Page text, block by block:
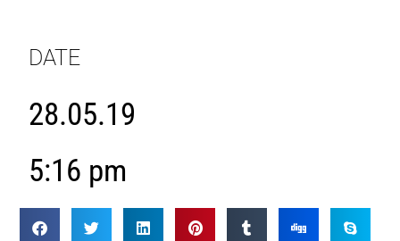
DATE
28.05.19
5:16 pm